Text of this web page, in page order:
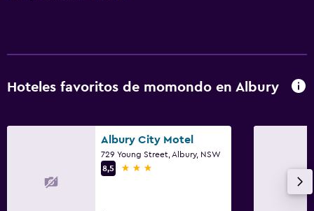
Hoteles favoritos de momondo en Albury
Albury City Motel
729 Young Street, Albury, NSW
8,5
3 estrellas